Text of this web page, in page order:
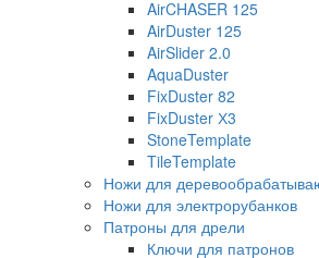
AirCHASER 125
AirDuster 125
AirSlider 2.0
AquaDuster
FixDuster 82
FixDuster Х3
StoneTemplate
TileTemplate
Ножи для
Ножи для электрорубанков
Патроны для дрели
Ключи для патронов